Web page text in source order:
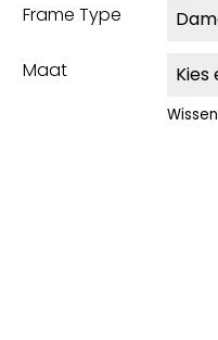
Frame Type
Maat
Wissen